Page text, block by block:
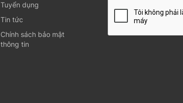
Tuyển dụng
Tin tức
Chính sách bảo mật
thông tin